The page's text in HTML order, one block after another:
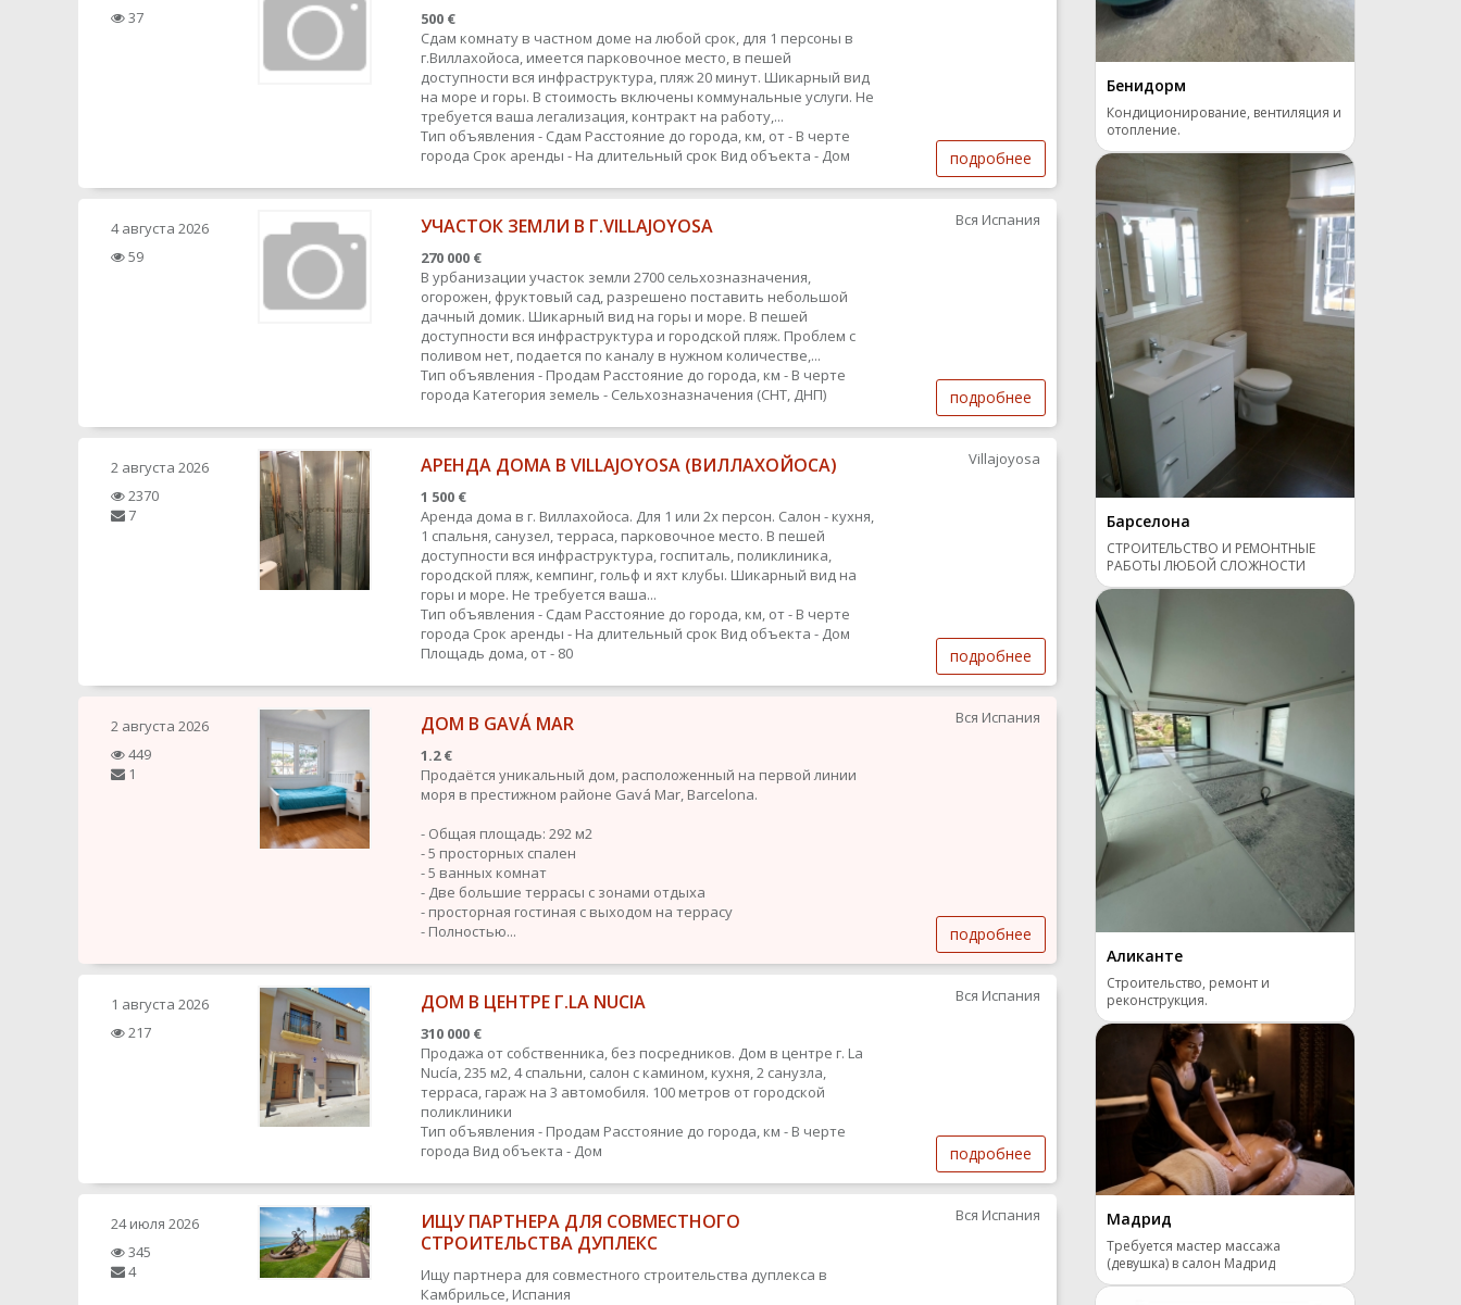
37
500 €
Сдам комнату в частном доме на любой срок, для 1 персоны в
г.Виллахойоса, имеется парковочное место, в пешей
доступности вся инфраструктура, пляж 20 минут. Шикарный вид
на море и горы. В стоимость включены коммунальные услуги. Не
требуется ваша легализация, контракт на работу,...
Тип объявления - Сдам Расстояние до города, км, от - В черте
города Срок аренды - На длительный срок Вид объекта - Дом подробнее
4 августа 2026
59
УЧАСТОК ЗЕМЛИ В Г.VILLAJOYOSA
270 000 €
В урбанизации участок земли 2700 сельхозназначения,
огорожен, фруктовый сад, разрешено поставить небольшой
дачный домик. Шикарный вид на горы и море. В пешей
доступности вся инфраструктура и городской пляж. Проблем с
поливом нет, подается по каналу в нужном количестве,...
Тип объявления - Продам Расстояние до города, км - В черте
города Категория земель - Сельхозназначения (СНТ, ДНП)
Вся Испания
подробнее
2 августа 2026
2370
7
АРЕНДА ДОМА В VILLAJOYOSA (ВИЛЛАХОЙОСА)
1 500 €
Аренда дома в г. Виллахойоса. Для 1 или 2х персон. Салон - кухня,
1 спальня, санузел, терраса, парковочное место. В пешей
доступности вся инфраструктура, госпиталь, поликлиника,
городской пляж, кемпинг, гольф и яхт клубы. Шикарный вид на
горы и море. Не требуется ваша...
Тип объявления - Сдам Расстояние до города, км, от - В черте
города Срок аренды - На длительный срок Вид объекта - Дом
Площадь дома, от - 80
Villajoyosa
подробнее
2 августа 2026
449
1
ДОМ В GAVÁ MAR
1.2 €
Продаётся уникальный дом, расположенный на первой линии
моря в престижном районе Gavá Mar, Barcelona.
- Общая площадь: 292 м2
- 5 просторных спален
- 5 ванных комнат
- Две большие террасы с зонами отдыха
- просторная гостиная с выходом на террасу
- Полностью...
Вся Испания
подробнее
1 августа 2026
217
ДОМ В ЦЕНТРЕ Г.LA NUCIA
310 000 €
Продажа от собственника, без посредников. Дом в центре г. La
Nucía, 235 м2, 4 спальни, салон с камином, кухня, 2 санузла,
терраса, гараж на 3 автомобиля. 100 метров от городской
поликлиники
Тип объявления - Продам Расстояние до города, км - В черте
города Вид объекта - Дом
Вся Испания
подробнее
24 июля 2026
345
4
ИЩУ ПАРТНЕРА ДЛЯ СОВМЕСТНОГО
СТРОИТЕЛЬСТВА ДУПЛЕКС
Ищу партнера для совместного строительства дуплекса в
Камбрильсе, Испания
Вся Испания
Бенидорм
Кондиционирование, вентиляция и
отопление.
Барселона
СТРОИТЕЛЬСТВО И РЕМОНТНЫЕ
РАБОТЫ ЛЮБОЙ СЛОЖНОСТИ
Аликанте
Строительство, ремонт и
реконструкция.
Мадрид
Требуется мастер массажа
(девушка) в салон Мадрид